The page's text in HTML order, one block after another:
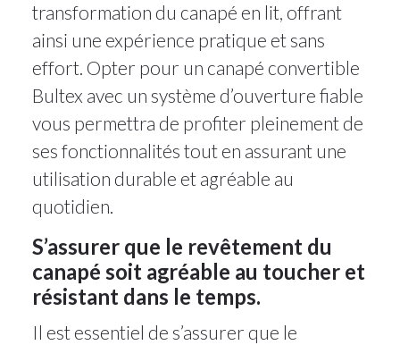
transformation du canapé en lit, offrant
ainsi une expérience pratique et sans
effort. Opter pour un canapé convertible
Bultex avec un système d’ouverture fiable
vous permettra de profiter pleinement de
ses fonctionnalités tout en assurant une
utilisation durable et agréable au
quotidien.
S’assurer que le revêtement du
canapé soit agréable au toucher et
résistant dans le temps.
Il est essentiel de s’assurer que le